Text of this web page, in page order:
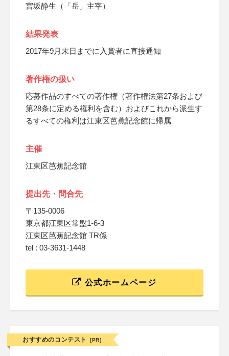
宮坂静生（「岳」主宰）
結果発表
2017年9月末日までに入賞者に直接通知
著作権の扱い
応募作品のすべての著作権（著作権法第27条および
第28条に定める権利を含む）およびこれから派生す
るすべての権利は江東区芭蕉記念館に帰属
主催
江東区芭蕉記念館
提出先・問合先
〒135-0006
東京都江東区常盤1-6-3
江東区芭蕉記念館 TR係
tel : 03-3631-1448
公式ホームページ
おすすめのコンテスト [PR]